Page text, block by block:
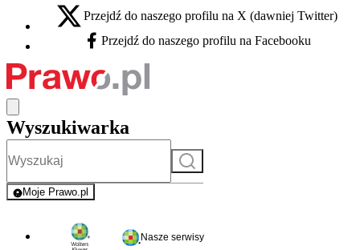
X - otwiera się w nowej karcie
Przejdź do naszego profilu na X (dawniej Twitter)
Facebook - otwiera się w nowej karcie
Przejdź do naszego profilu na Facebooku
Wyszukiwarka
Szukaj
Moje Prawo.pl
- rejestracja i logowanie do serwisu
Nasze serwisy